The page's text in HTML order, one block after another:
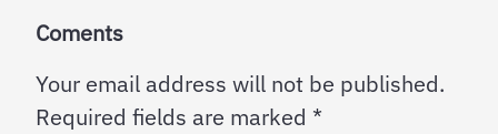
Coments
Your email address will not be published.
Required fields are marked *